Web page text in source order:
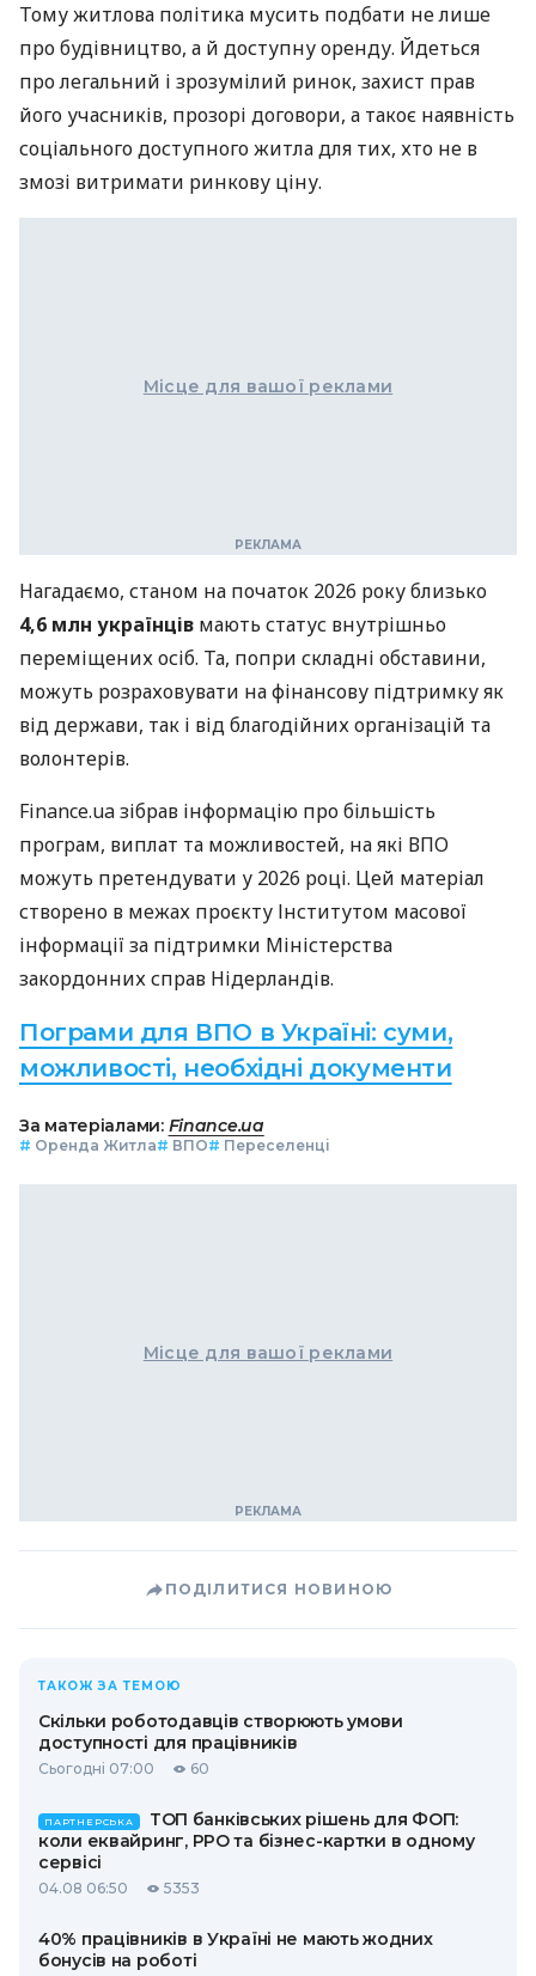
Тому житлова політика мусить подбати не лише
про будівництво, а й доступну оренду. Йдеться
про легальний і зрозумілий ринок, захист прав
його учасників, прозорі договори, а такоє наявність
соціального доступного житла для тих, хто не в
змозі витримати ринкову ціну.
Місце для вашої реклами
Нагадаємо, станом на початок 2026 року близько
4,6 млн українців мають статус внутрішньо
переміщених осіб. Та, попри складні обставини,
можуть розраховувати на фінансову підтримку як
від держави, так і від благодійних організацій та
волонтерів.
Finance.ua зібрав інформацію про більшість
програм, виплат та можливостей, на які ВПО
можуть претендувати у 2026 році. Цей матеріал
створено в межах проєкту Інститутом масової
інформації за підтримки Міністерства
закордонних справ Нідерландів.
Пограми для ВПО в Україні: суми,
можливості, необхідні документи
За матеріалами: Finance.ua
# Оренда Житла# ВПО# Переселенці
Місце для вашої реклами
ПОДІЛИТИСЯ НОВИНОЮ
ТАКОЖ ЗА ТЕМОЮ
Скільки роботодавців створюють умови
доступності для працівників
Сьогодні 07:00 60
ПАРТНЕРСЬКА
ТОП банківських рішень для ФОП:
коли еквайринг, РРО та бізнес-картки в одному
сервісі
04.08 06:50 5353
40% працівників в Україні не мають жодних
бонусів на роботі